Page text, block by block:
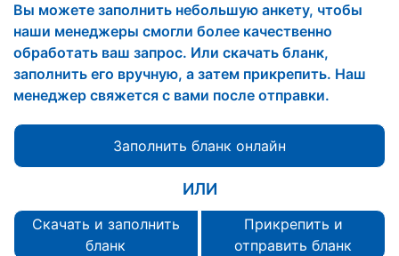
Вы можете заполнить небольшую анкету, чтобы
наши менеджеры смогли более качественно
обработать ваш запрос. Или скачать бланк,
заполнить его вручную, а затем прикрепить. Наш
менеджер свяжется с вами после отправки.
Заполнить бланк онлайн
ИЛИ
Скачать и заполнить
бланк
Прикрепить и
отправить бланк